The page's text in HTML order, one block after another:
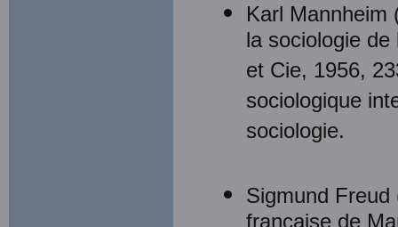
Karl Mannheim
la sociologie
et Cie, 1956,
sociologique
sociologie.
Sigmund Freud